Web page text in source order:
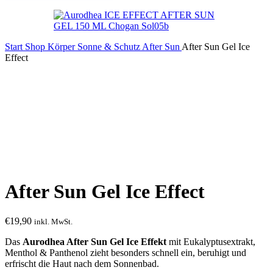
Start Shop Körper Sonne & Schutz After Sun After Sun Gel Ice
Effect
After Sun Gel Ice Effect
€19,90 inkl. MwSt.
Das Aurodhea After Sun Gel Ice Effekt mit Eukalyptusextrakt,
Menthol & Panthenol zieht besonders schnell ein, beruhigt und
erfrischt die Haut nach dem Sonnenbad.